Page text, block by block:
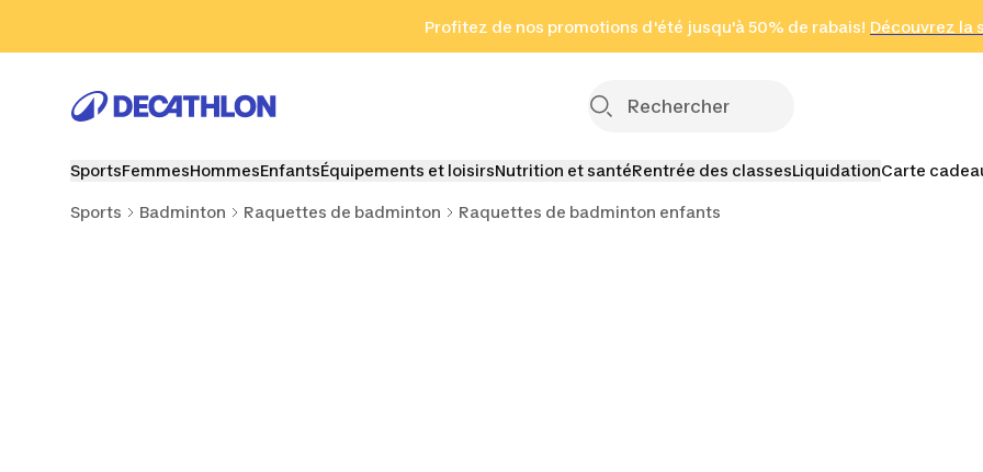
Aller au pied de page
Profitez de nos promotions d'été jusqu'à 50% de rabais! Découvrez la
Cliquez ici
en seulement 2
(Zones sélectionnées)
SportsFemmesHommesEnfantsÉquipements et loisirsNutrition et santéRentrée des classesLiquidationCarte
Sports Badminton Raquettes de badminton Raquettes de badminton enfants